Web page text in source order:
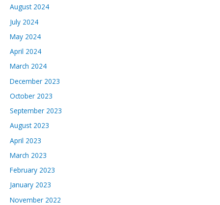
August 2024
July 2024
May 2024
April 2024
March 2024
December 2023
October 2023
September 2023
August 2023
April 2023
March 2023
February 2023
January 2023
November 2022